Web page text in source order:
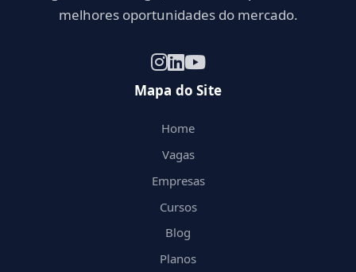
melhores oportunidades do mercado.
Mapa do Site
Home
Vagas
Empresas
Cursos
Blog
Planos